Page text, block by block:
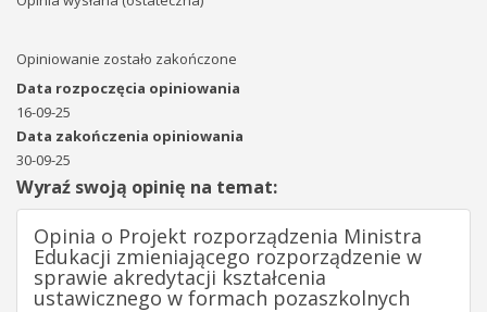
Opiniowanie zostało zakończone
Data rozpoczęcia opiniowania
16-09-25
Data zakończenia opiniowania
30-09-25
Wyraź swoją opinię na temat:
Opinia o Projekt rozporządzenia Ministra
Edukacji zmieniającego rozporządzenie w
sprawie akredytacji kształcenia
ustawicznego w formach pozaszkolnych